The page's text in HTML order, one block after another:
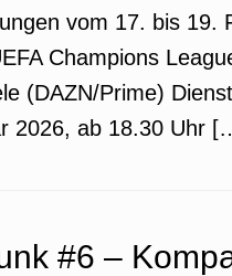
vom 17. bis 19.
Champions
(DAZN/Prime)
2026, ab 18.30 Uhr
#6 –